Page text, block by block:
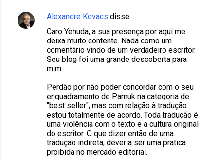
Alexandre Kovacs disse…
Caro Yehuda, a sua presença por aqui me
deixa muito contente. Nada como um
comentário vindo de um verdadeiro escritor.
Seu blog foi uma grande descoberta para
mim.
Perdão por não poder concordar com o seu
enquadramento de Pamuk na categoria de
"best seller", mas com relação à tradução
estou totalmente de acordo. Toda tradução é
uma violência com o texto e a cultura original
do escritor. O que dizer então de uma
tradução indireta, deveria ser uma prática
proibida no mercado editorial.